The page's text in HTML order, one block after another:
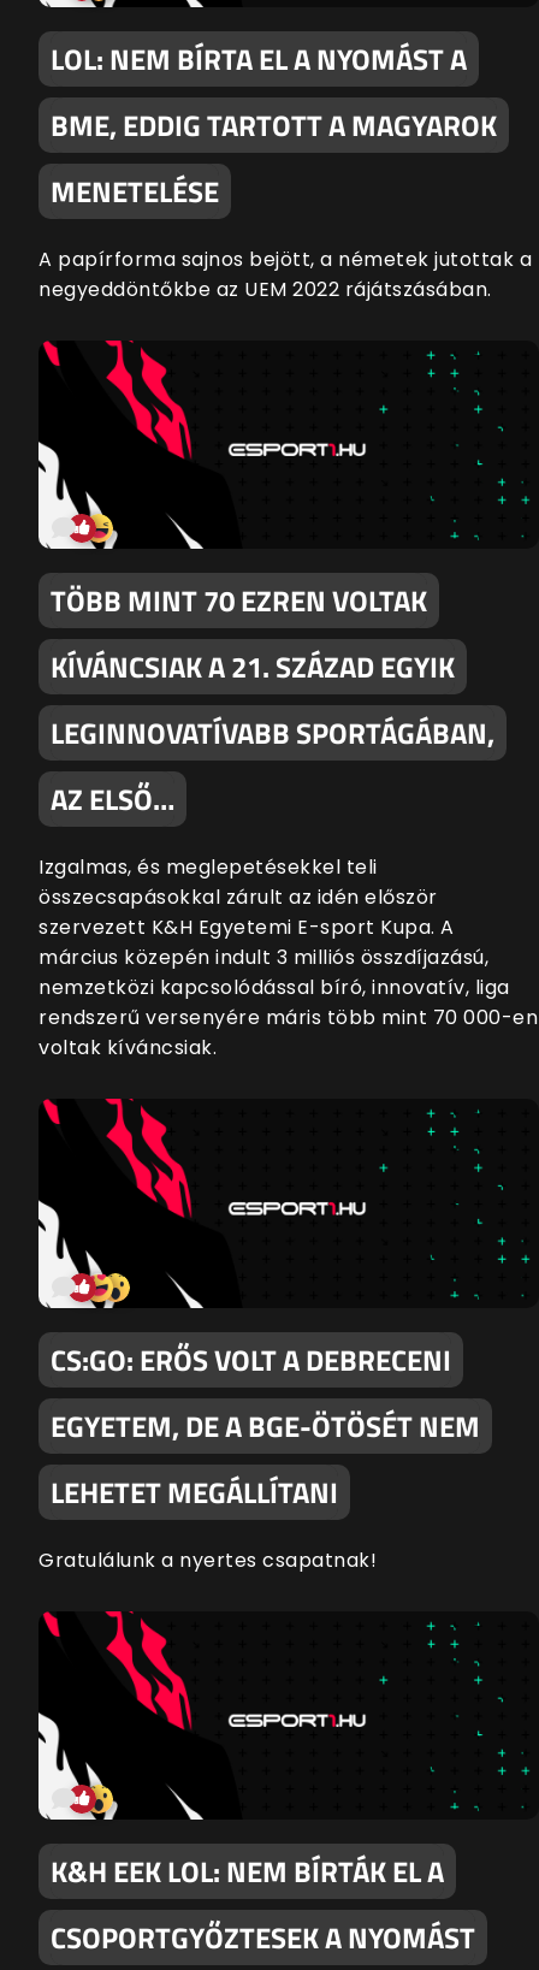
LOL: NEM BÍRTA EL A NYOMÁST A
BME, EDDIG TARTOTT A MAGYAROK
MENETELÉSE
A papírforma sajnos bejött, a németek jutottak a
negyeddöntőkbe az UEM 2022 rájátszásában.
TÖBB MINT 70 EZREN VOLTAK
KÍVÁNCSIAK A 21. SZÁZAD EGYIK
LEGINNOVATÍVABB SPORTÁGÁBAN,
AZ ELSŐ…
Izgalmas, és meglepetésekkel teli
összecsapásokkal zárult az idén először
szervezett K&H Egyetemi E-sport Kupa. A
március közepén indult 3 milliós összdíjazású,
nemzetközi kapcsolódással bíró, innovatív, liga
rendszerű versenyére máris több mint 70 000-en
voltak kíváncsiak.
CS:GO: ERŐS VOLT A DEBRECENI
EGYETEM, DE A BGE-ÖTÖSÉT NEM
LEHETET MEGÁLLÍTANI
Gratulálunk a nyertes csapatnak!
K&H EEK LOL: NEM BÍRTÁK EL A
CSOPORTGYŐZTESEK A NYOMÁST